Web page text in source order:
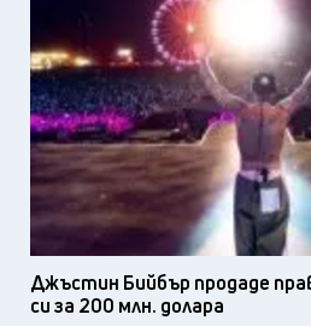
Джъстин Бийбър продаде
си за 200 млн. долара